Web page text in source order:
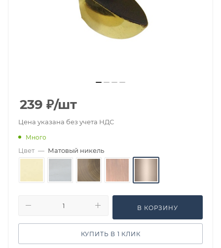
239 ₽/шт
Цена указана без учета НДС
Много
Цвет — Матовый никель
В КОРЗИНУ
КУПИТЬ В 1 КЛИК